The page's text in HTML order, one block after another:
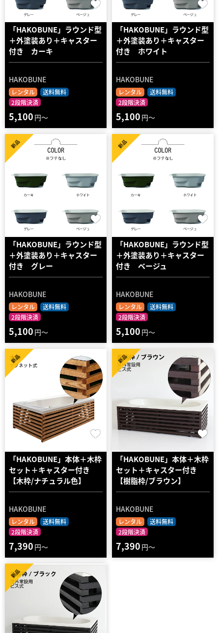
「HAKOBUNE」ラウンド型
＋外塗装あり＋キャスター
付き カーキ
HAKOBUNE
レンタル
送料無料
2段階決済
5,100 円～
「HAKOBUNE」ラウンド型
＋外塗装あり＋キャスター
付き ホワイト
HAKOBUNE
レンタル
送料無料
2段階決済
5,100 円～
「HAKOBUNE」ラウンド型
＋外塗装あり＋キャスター
付き グレー
HAKOBUNE
レンタル
送料無料
2段階決済
新品
5,100 円～
「HAKOBUNE」ラウンド型
＋外塗装あり＋キャスター
付き ベージュ
HAKOBUNE
レンタル
送料無料
2段階決済
新品
5,100 円～
「HAKOBUNE」本体＋木枠
セット＋キャスター付き
【木枠/ナチュラル色】
HAKOBUNE
レンタル
送料無料
2段階決済
新品
7,390 円～
「HAKOBUNE」本体＋木枠
セット＋キャスター付き
【樹脂枠/ブラウン】
HAKOBUNE
レンタル
送料無料
2段階決済
新品
7,390 円～
新品